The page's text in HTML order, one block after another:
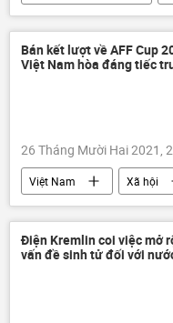
Quân sự
Bán kết lượt về AFF Cup
Việt Nam hòa đáng tiếc
26 Tháng Mười Hai 2021,
Việt Nam Xã hội
Thái Lan
AFF Cup
Điện Kremlin coi việc mở
vấn đề sinh tử đối với